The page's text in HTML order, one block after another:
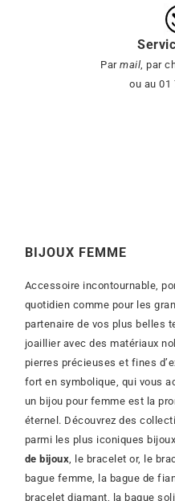
Par mail , par
ou au 01
BIJOUX FEMME
Accessoire incontournable,
quotidien comme pour les
partenaire de vos plus belles
joaillier avec des matériaux
pierres précieuses et fines
fort en symbolique, qui vous
un bijou pour femme est la
éternel. Découvrez des
parmi les plus iconiques
de bijoux , le bracelet or, le
bague femme, la bague de
bracelet diamant, la bague